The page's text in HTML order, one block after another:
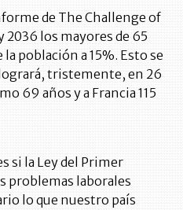
de The Challenge of
2036 los mayores de 65
población a 15%. Esto se
tristemente, en 26
69 años y a Francia 115
si la Ley del Primer
problemas laborales
lo que nuestro país